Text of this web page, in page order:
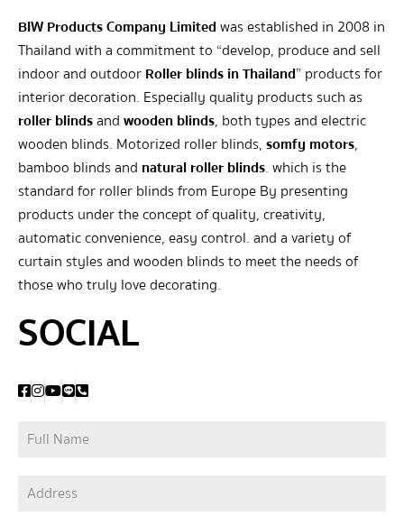
BIW Products Company Limitedwas established in 2008 in
Thailand with a commitment to “develop, produce and sell
indoor and outdoorRoller blinds in Thailand” products for
interior decoration. Especially quality products such as
roller blindsandwooden blinds, both types and electric
wooden blinds. Motorized roller blinds,somfy motors,
bamboo blinds and natural roller blinds. which is the
standard for roller blinds from Europe By presenting
products under the concept of quality, creativity,
automatic convenience, easy control. and a variety of
curtain styles and wooden blinds to meet the needs of
those who truly love decorating.
SOCIAL